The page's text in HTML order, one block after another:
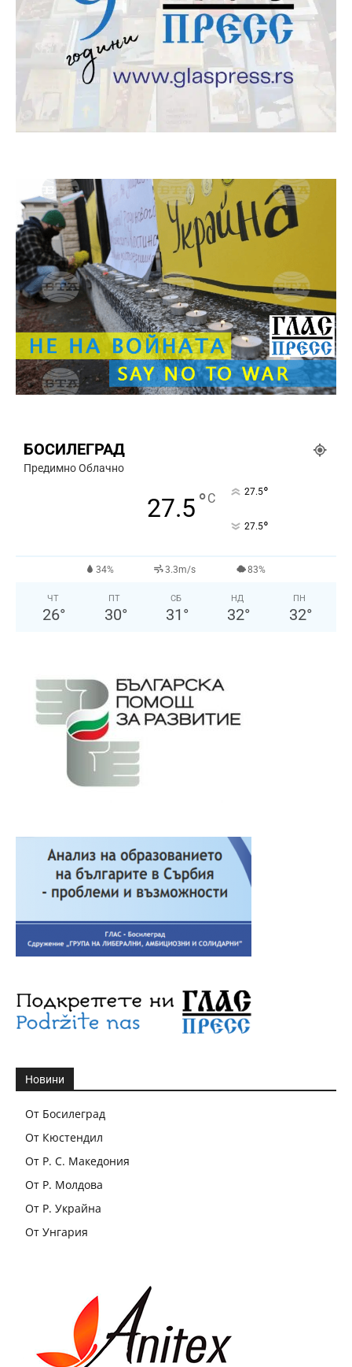
БОСИЛЕГРАД
Предимно Облачно
27.5°C 27.5°
27.5°
34% 3.3m/s 83%
ЧТ
26°
ПТ
30°
СБ
31 °
НД
32°
ПН
32°
Новини
От Босилеград
От Кюстендил
От Р. С. Македония
От Р. Молдова
От Р. Украйна
От Унгария